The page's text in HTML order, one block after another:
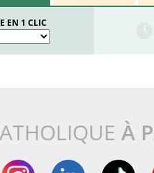
EN 1 CLIC
À